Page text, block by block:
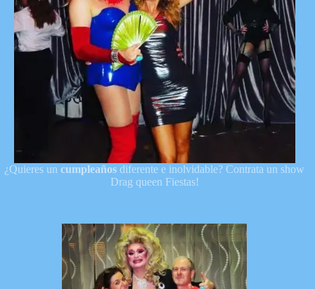
¿Quieres uncumpleañosdiferente e inolvidable? Contrata un show
Drag queen Fiestas!